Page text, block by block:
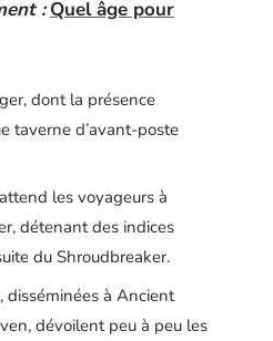
: Quel âge pour
dont la présence
taverne d’avant-poste
les voyageurs à
détenant des indices
du Shroudbreaker.
disséminées à Ancient
dévoilent peu à peu les